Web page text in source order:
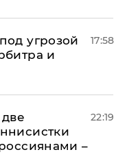
угрозой
и
17:58
–
22:19